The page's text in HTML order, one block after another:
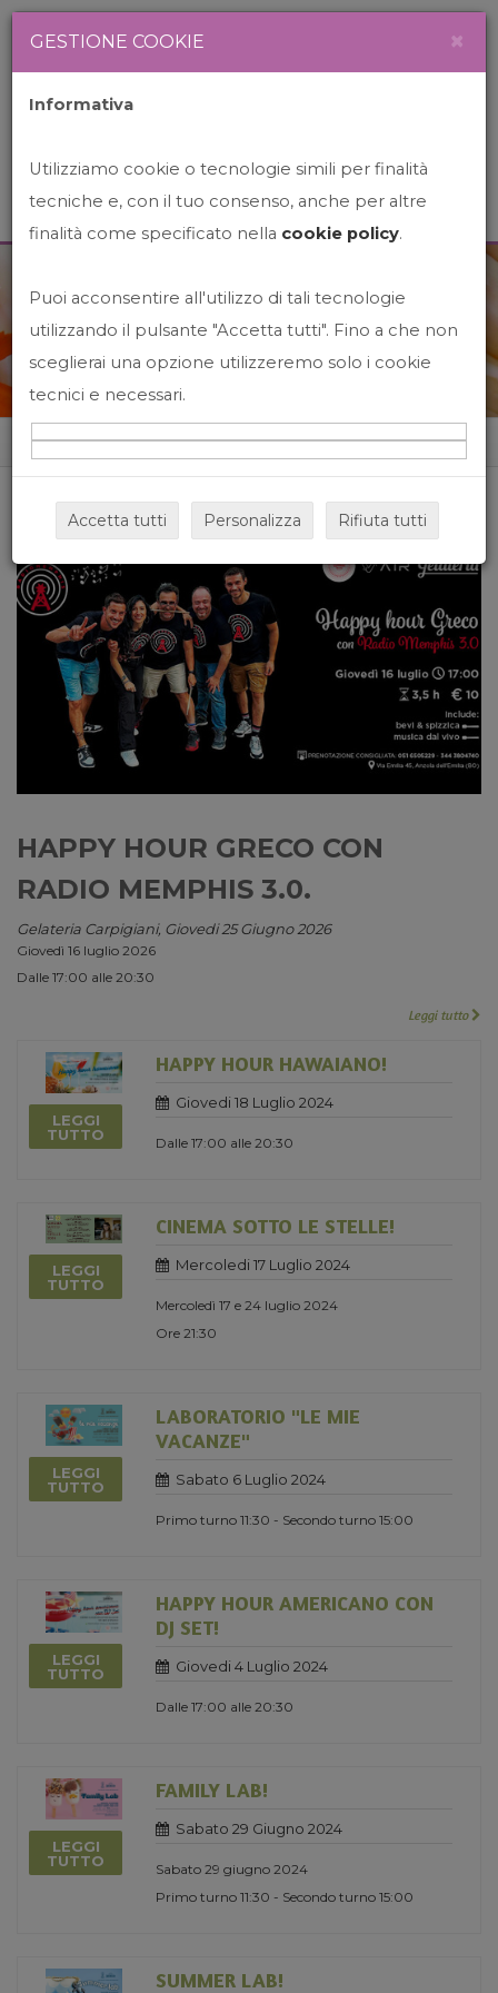
News&Events
Home News&events
HAPPY HOUR GRECO CON
RADIO MEMPHIS 3.0.
Gelateria Carpigiani, Giovedi 25 Giugno 2026
Giovedì 16 luglio 2026
Dalle 17:00 alle 20:30
Leggi tutto
LEGGI
TUTTO
HAPPY HOUR HAWAIANO!
Giovedi 18 Luglio 2024
Dalle 17:00 alle 20:30
LEGGI
TUTTO
CINEMA SOTTO LE STELLE!
Mercoledi 17 Luglio 2024
Mercoledì 17 e 24 luglio 2024
Ore 21:30
LEGGI
TUTTO
LABORATORIO "LE MIE
VACANZE"
Sabato 6 Luglio 2024
Primo turno 11:30 - Secondo turno 15:00
LEGGI
TUTTO
HAPPY HOUR AMERICANO CON
DJ SET!
Giovedi 4 Luglio 2024
Dalle 17:00 alle 20:30
LEGGI
TUTTO
FAMILY LAB!
Sabato 29 Giugno 2024
Sabato 29 giugno 2024
Primo turno 11:30 - Secondo turno 15:00
SUMMER LAB!
GESTIONE COOKIE ×
Informativa
Utilizziamo cookie o tecnologie simili per finalità
tecniche e, con il tuo consenso, anche per altre
finalità come specificato nella cookie policy.
Puoi acconsentire all'utilizzo di tali tecnologie
utilizzando il pulsante "Accetta tutti". Fino a che non
sceglierai una opzione utilizzeremo solo i cookie
tecnici e necessari.
Accetta tutti Personalizza Rifiuta tutti